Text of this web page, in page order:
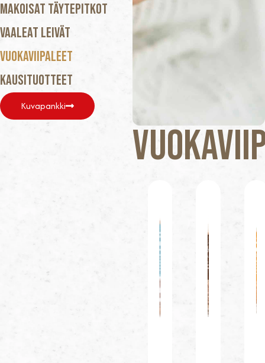
Makoisat Täytepitkot
Vaaleat Leivät
Vuokaviipaleet
Kausituotteet
Kuvapankki